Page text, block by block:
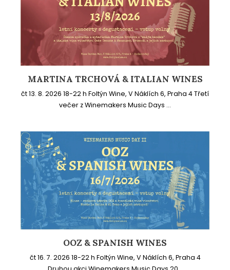
MARTINA TRCHOVÁ & ITALIAN WINES
čt 13. 8. 2026 18-22 h Foltýn Wine, V Náklích 6, Praha 4 Třetí
večer z Winemakers Music Days ...
OOZ & SPANISH WINES
čt 16. 7. 2026 18-22 h Foltýn Wine, V Náklích 6, Praha 4